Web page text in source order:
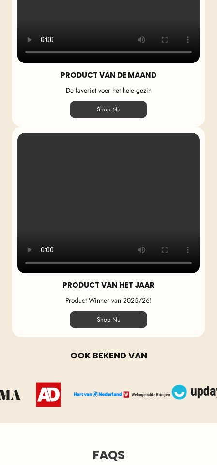
PRODUCT VAN DE MAAND
De favoriet voor het hele gezin
Shop Nu
PRODUCT VAN HET JAAR
Product Winner van 2025/26!
Shop Nu
OOK BEKEND VAN
FAQS